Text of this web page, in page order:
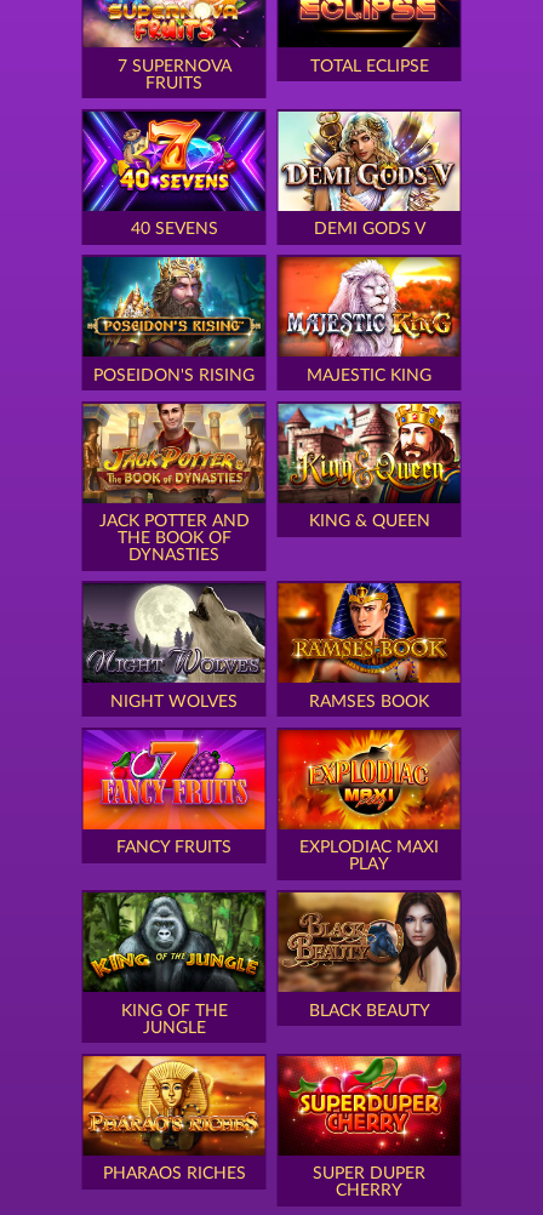
7 SUPERNOVA
FRUITS
TOTAL ECLIPSE
40 SEVENS DEMI GODS V
POSEIDON'S RISING MAJESTIC KING
JACK POTTER AND
THE BOOK OF
DYNASTIES
KING & QUEEN
NIGHT WOLVES RAMSES BOOK
FANCY FRUITS
EXPLODIAC MAXI
PLAY
KING OF THE
JUNGLE
BLACK BEAUTY
PHARAOS RICHES
SUPER DUPER
CHERRY